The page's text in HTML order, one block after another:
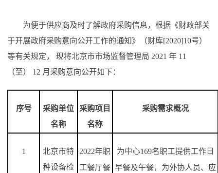
为便于供应商及时了解政府采购信息，根据《财政部关
于开展政府采购意向公开工作的通知》（财库[2020]10号）
等有关规定， 现将北京市市场监督管理局 2021 年 11
（至） 12 月采购意向公开如下：
序号
采购单位
名称
采购项目
名称
采购需求概况
1
北京市特
种设备检
2022年职
工餐厅餐
为中心169名职工提供工作日
早餐及午餐，为外协人员、应